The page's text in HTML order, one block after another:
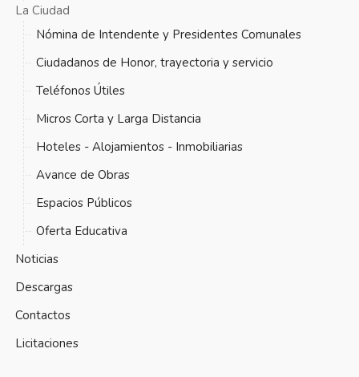
La Ciudad
Nómina de Intendente y Presidentes Comunales
Ciudadanos de Honor, trayectoria y servicio
Teléfonos Útiles
Micros Corta y Larga Distancia
Hoteles - Alojamientos - Inmobiliarias
Avance de Obras
Espacios Públicos
Oferta Educativa
Noticias
Descargas
Contactos
Licitaciones